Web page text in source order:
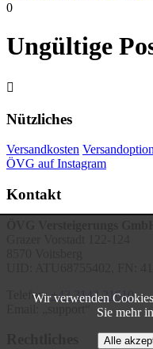
Wir verwenden
Sie mehr
Alle
0
Ungültige

Nützliches
Versandkosten
ÖVG auf Instagram
Kontakt
Telefon:+43 3142 21610